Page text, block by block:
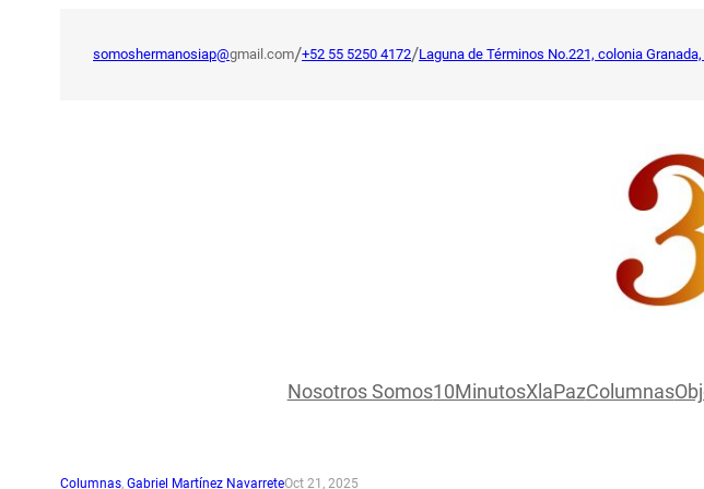
somoshermanosiap@gmail.com/+52 55 5250 4172/Laguna de Términos No.221, colonia
Nosotros Somos10MinutosXlaPazColumnas
Columnas , Gabriel Martínez NavarreteOct 21, 2025